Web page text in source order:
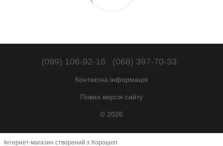
(099) 106-92-16 (068) 397-70-33
Контактна інформація
Повна версія сайту
© 2026
Інтернет-магазин створений з Хорошоп